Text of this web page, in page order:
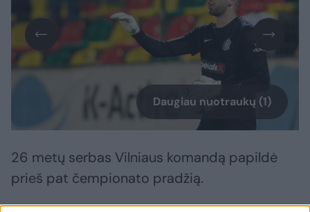
Daugiau nuotraukų (1)
26 metų serbas Vilniaus komandą papildė
prieš pat čempionato pradžią.